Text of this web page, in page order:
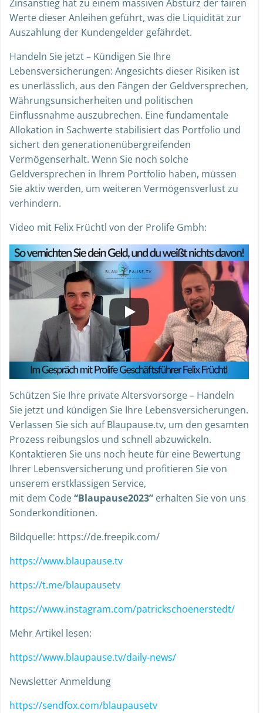
Zinsanstieg hat zu einem massiven Absturz der fairen
Werte dieser Anleihen geführt, was die Liquidität zur
Auszahlung der Kundengelder gefährdet.
Handeln Sie jetzt – Kündigen Sie Ihre
Lebensversicherungen: Angesichts dieser Risiken ist
es unerlässlich, aus den Fängen der Geldversprechen,
Währungsunsicherheiten und politischen
Einflussnahme auszubrechen. Eine fundamentale
Allokation in Sachwerte stabilisiert das Portfolio und
sichert den generationenübergreifenden
Vermögenserhalt. Wenn Sie noch solche
Geldversprechen in Ihrem Portfolio haben, müssen
Sie aktiv werden, um weiteren Vermögensverlust zu
verhindern.
Video mit Felix Früchtl von der Prolife Gmbh:
Schützen Sie Ihre private Altersvorsorge – Handeln
Sie jetzt und kündigen Sie Ihre Lebensversicherungen.
Verlassen Sie sich auf Blaupause.tv, um den gesamten
Prozess reibungslos und schnell abzuwickeln.
Kontaktieren Sie uns noch heute für eine Bewertung
Ihrer Lebensversicherung und profitieren Sie von
unserem erstklassigen Service,
mit dem Code“Blaupause2023” erhalten Sie von uns
Sonderkonditionen.
Bildquelle: https://de.freepik.com/
https://www.blaupause.tv
https://t.me/blaupausetv
https://www.instagram.com/patrickschoenerstedt/
Mehr Artikel lesen:
https://www.blaupause.tv/daily-news/
Newsletter Anmeldung
https://sendfox.com/blaupausetv